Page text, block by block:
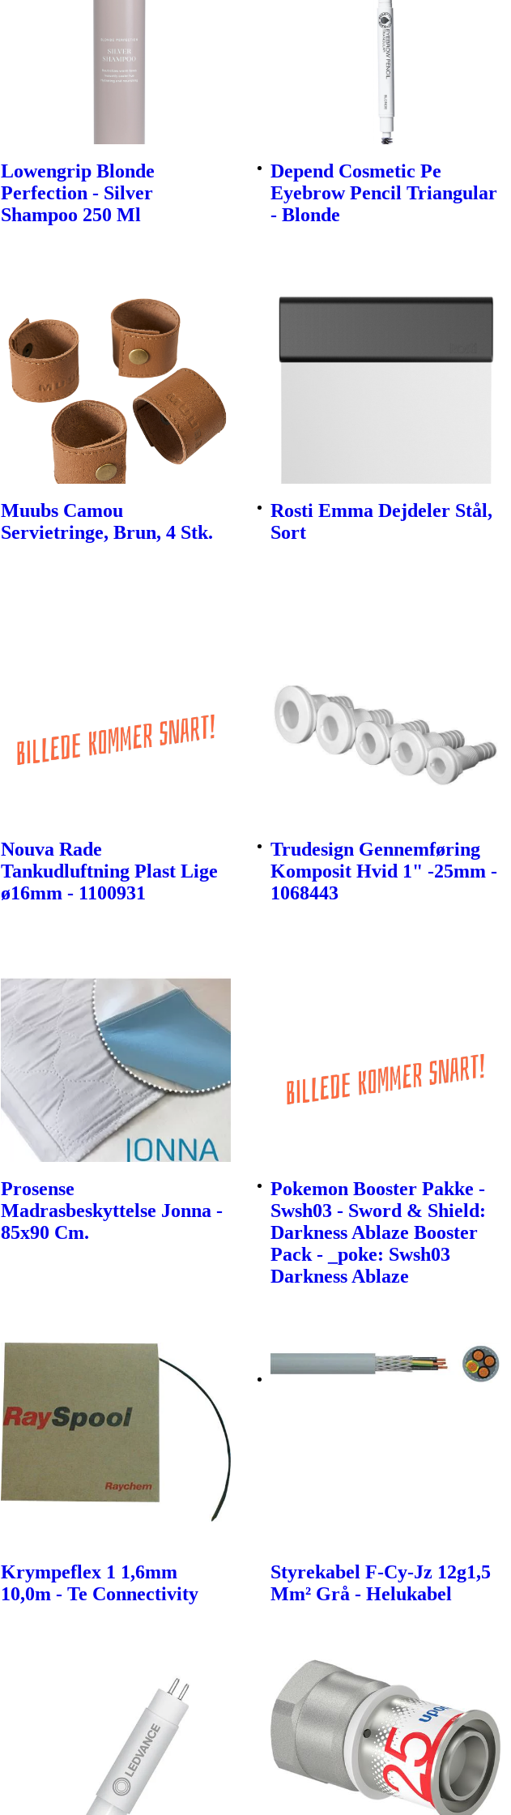
Lowengrip Blonde
Perfection - Silver
Shampoo 250 Ml
Depend Cosmetic Pe
Eyebrow Pencil Triangular
- Blonde
Muubs Camou
Servietringe, Brun, 4 Stk.
Rosti Emma Dejdeler Stål,
Sort
Nouva Rade
Tankudluftning Plast Lige
ø16mm - 1100931
Trudesign Gennemføring
Komposit Hvid 1" -25mm -
1068443
Prosense
Madrasbeskyttelse Jonna -
85x90 Cm.
Pokemon Booster Pakke -
Swsh03 - Sword & Shield:
Darkness Ablaze Booster
Pack - _poke: Swsh03
Darkness Ablaze
Krympeflex 1 1,6mm
10,0m - Te Connectivity
Styrekabel F-Cy-Jz 12g1,5
Mm² Grå - Helukabel